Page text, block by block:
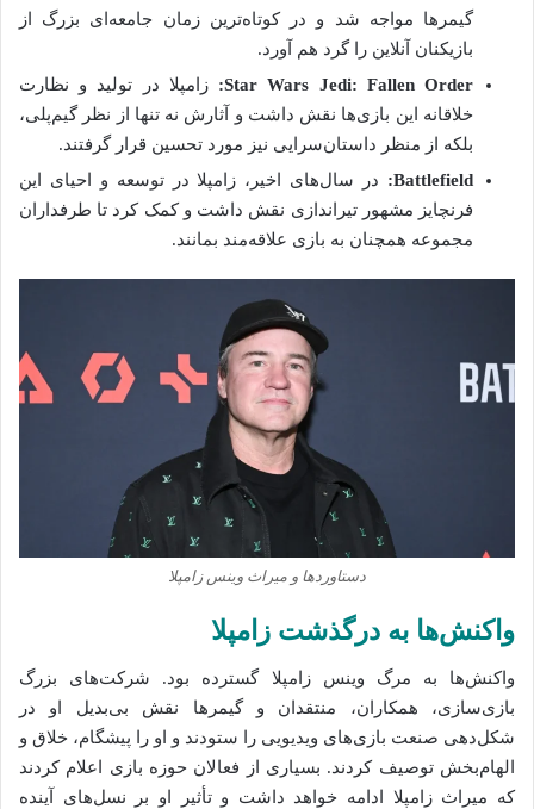
گیمرها مواجه شد و در کوتاه‌ترین زمان جامعه‌ای بزرگ از
بازیکنان آنلاین را گرد هم آورد.
Star Wars Jedi: Fallen Order:
زامپلا در تولید و نظارت
خلاقانه این بازی‌ها نقش داشت و آثارش نه تنها از نظر گیم‌پلی،
بلکه از منظر داستان‌سرایی نیز مورد تحسین قرار گرفتند.
Battlefield:
در سال‌های اخیر، زامپلا در توسعه و احیای این
فرنچایز مشهور تیراندازی نقش داشت و کمک کرد تا طرفداران
مجموعه همچنان به بازی علاقه‌مند بمانند.
دستاوردها و میراث وینس زامپلا
واکنش‌ها به درگذشت زامپلا
واکنش‌ها به مرگ وینس زامپلا گسترده بود. شرکت‌های بزرگ
بازی‌سازی، همکاران، منتقدان و گیمرها نقش بی‌بدیل او در
شکل‌دهی صنعت بازی‌های ویدیویی را ستودند و او را پیشگام، خلاق و
الهام‌بخش توصیف کردند. بسیاری از فعالان حوزه بازی اعلام کردند
که میراث زامپلا ادامه خواهد داشت و تأثیر او بر نسل‌های آینده